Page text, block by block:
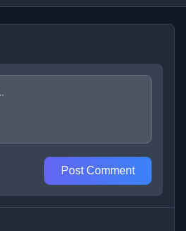
Post Comment